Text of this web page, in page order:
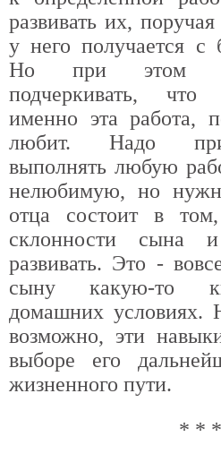
развивать их,
у него получается с
Но при этом не
подчеркивать,
именно эта работа,
любит. Надо
выполнять любую
нелюбимую, но
отца состоит в
склонности сына
развивать. Это -
сыну какую-то
домашних условиях.
возможно, эти
выборе его
жизненного пути.
* * *